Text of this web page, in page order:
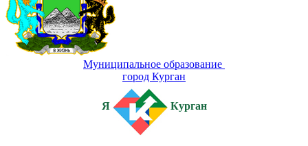
Муниципальное образование
город Курган
Я Курган